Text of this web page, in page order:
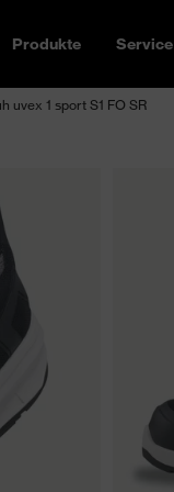
Produkte Service
uvex 1 sport S1 FO SR